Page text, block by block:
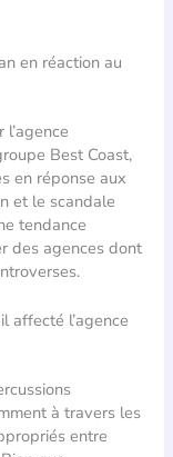
en réaction au
Best Coast,
en réponse aux
et le scandale
tendance
des agences dont
affecté l’agence
à travers les
entre